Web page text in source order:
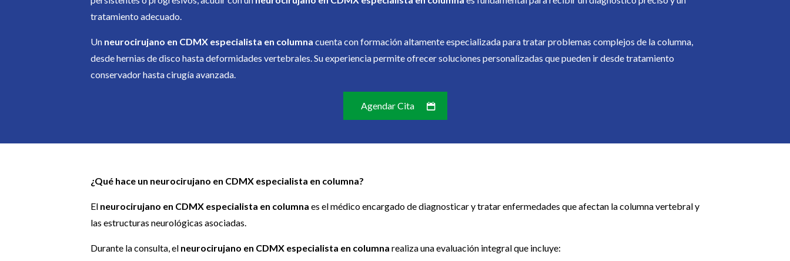
tratamiento adecuado.
Un neurocirujano en CDMX especialista en columna cuenta con formación altamente especializada para tratar problemas complejos de la columna,
desde hernias de disco hasta deformidades vertebrales. Su experiencia permite ofrecer soluciones personalizadas que pueden ir desde tratamiento
conservador hasta cirugía avanzada.
Agendar Cita
¿Qué hace un neurocirujano en CDMX especialista en columna?
El neurocirujano en CDMX especialista en columna es el médico encargado de diagnosticar y tratar enfermedades que afectan la columna vertebral y
las estructuras neurológicas asociadas.
Durante la consulta, el neurocirujano en CDMX especialista en columna realiza una evaluación integral que incluye: